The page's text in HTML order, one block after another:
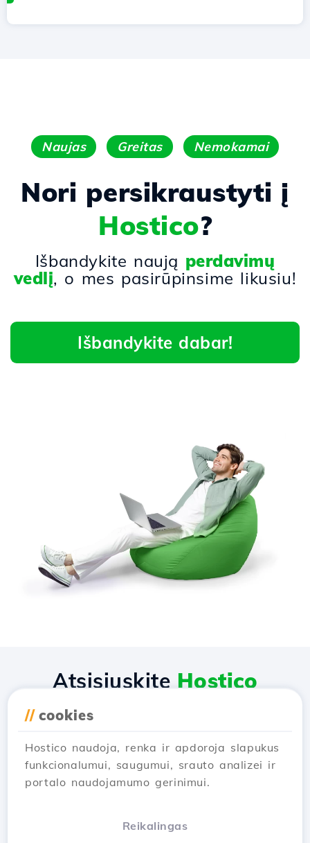
Naujas Greitas Nemokamai
Nori persikraustyti į
Hostico?
Išbandykite naują perdavimų
vedlį, o mes pasirūpinsime likusiu!
Išbandykite dabar!
// cookies
Hostico naudoja, renka ir apdoroja slapukus
funkcionalumui, saugumui, srauto analizei ir
portalo naudojamumo gerinimui.
Reikalingas
Atsisiųskite Hostico